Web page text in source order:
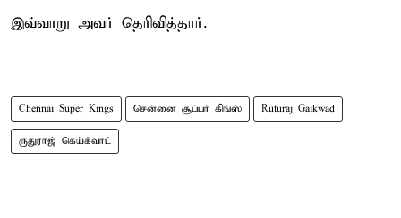
இவ்வாறு அவர் தெரிவித்தார்.
Chennai Super Kings சென்னை சூப்பர் கிங்ஸ் Ruturaj Gaikwad
ருதுராஜ் கெய்க்வாட்